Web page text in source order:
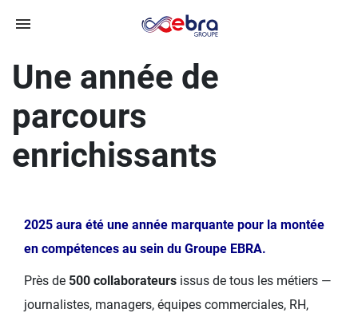
Une année de
parcours
enrichissants
2025 aura été une année marquante pour la montée
en compétences au sein du Groupe EBRA.
Près de 500 collaborateurs issus de tous les métiers —
journalistes, managers, équipes commerciales, RH,